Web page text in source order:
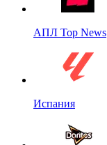
АПЛ Top News
Испания